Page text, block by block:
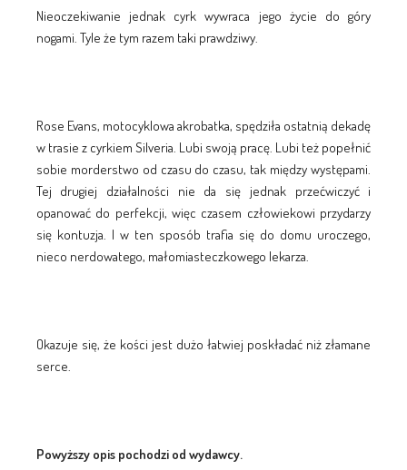
Nieoczekiwanie jednak cyrk wywraca jego życie do góry
nogami. Tyle że tym razem taki prawdziwy.
Rose Evans, motocyklowa akrobatka, spędziła ostatnią dekadę
w trasie z cyrkiem Silveria. Lubi swoją pracę. Lubi też popełnić
sobie morderstwo od czasu do czasu, tak między występami.
Tej drugiej działalności nie da się jednak przećwiczyć i
opanować do perfekcji, więc czasem człowiekowi przydarzy
się kontuzja. I w ten sposób trafia się do domu uroczego,
nieco nerdowatego, małomiasteczkowego lekarza.
Okazuje się, że kości jest dużo łatwiej poskładać niż złamane
serce.
Powyższy opis pochodzi od wydawcy.